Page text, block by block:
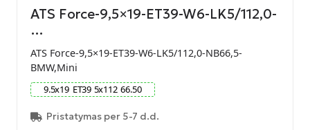
ATS Force-9,5×19-ET39-W6-LK5/112,0-
…
ATS Force-9,5×19-ET39-W6-LK5/112,0-NB66,5-
BMW,Mini
9.5x19 ET39 5x112 66.50
Pristatymas per 5-7 d.d.